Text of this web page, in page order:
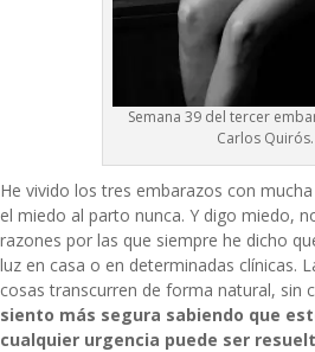
Semana 39 del tercer
Carlos Quirós.
He vivido los tres embarazos con
el miedo al parto nunca. Y digo miedo,
razones por las que siempre he dicho
luz en casa o en determinadas clínicas.
cosas transcurren de forma natural, sin
siento más segura sabiendo que
cualquier urgencia puede ser